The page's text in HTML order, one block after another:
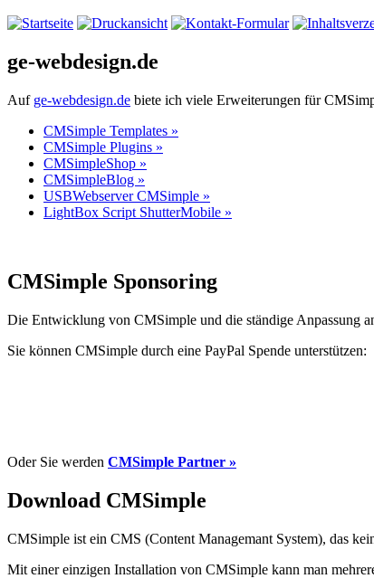
ge-webdesign.de
Auf ge-webdesign.de biete ich viele Erweiterungen für
CMSimple Templates »
CMSimple Plugins »
CMSimpleShop »
CMSimpleBlog »
USBWebserver CMSimple »
LightBox Script ShutterMobile »
CMSimple Sponsoring
Die Entwicklung von CMSimple und die ständige Anpassung
Sie können CMSimple durch eine PayPal Spende unterstützen:
Oder Sie werden CMSimple Partner »
Download CMSimple
CMSimple ist ein CMS (Content Managemant System), das
Mit einer einzigen Installation von CMSimple kann man